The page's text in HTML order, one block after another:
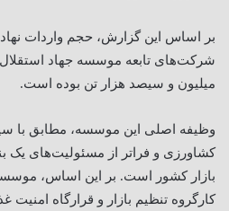
بر اساس این گزارش، حجم واردات
شرکت‌های تابعه موسسه جهاد
میلیون و سیصد هزار تن بوده است.
وظیفه اصلی این موسسه، مطابق با
کشاورزی و فراتر از مسئولیت‌های یک
بازار کشور است. بر این اساس،
کارگروه تنظیم بازار و قرارگاه امنیت